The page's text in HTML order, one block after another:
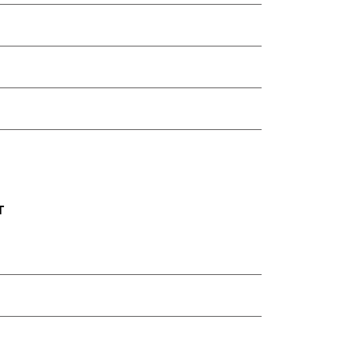
Täällä voi pyöräillä
lastenvaatelöytöjä kyläkirppiksellä.
lähikauppa ja kuntosali.
vastaan uudistunut Pehtorin talo kylän
mm. taidekoulu, hyvinvointipalveluja
Ek. Kesällä kävelymatkan päässä
järjestää perinteiset
kokoontuu piknikille nurmelle
ilotulitus ja kuusikokko ovat
ja kaikki leikkipaikat ovat avoimia
toimii kuin turvaverkko – kylä, joka
lähikoulu ja viisi päiväkotia ovat
lapsiperheiden keskuudessa.
viihtymään väljemmässä ja